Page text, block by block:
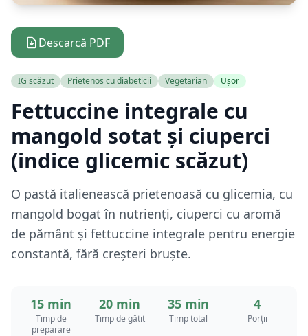
Descarcă PDF
IG scăzut Prietenos cu diabeticii Vegetarian Ușor
Fettuccine integrale cu
mangold sotat și ciuperci
(indice glicemic scăzut)
O pastă italienească prietenoasă cu glicemia, cu
mangold bogat în nutrienți, ciuperci cu aromă
de pământ și fettuccine integrale pentru energie
constantă, fără creșteri bruște.
15 min
Timp de
preparare
20 min
Timp de gătit
35 min
Timp total
4
Porții